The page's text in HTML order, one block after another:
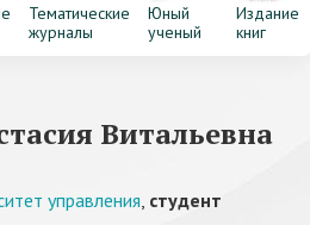
Тематические
журналы
Юный
ученый
Издание
книг
Витальевна
управления, студент